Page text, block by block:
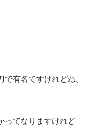
有名ですけれどね、
ってなりますけれど